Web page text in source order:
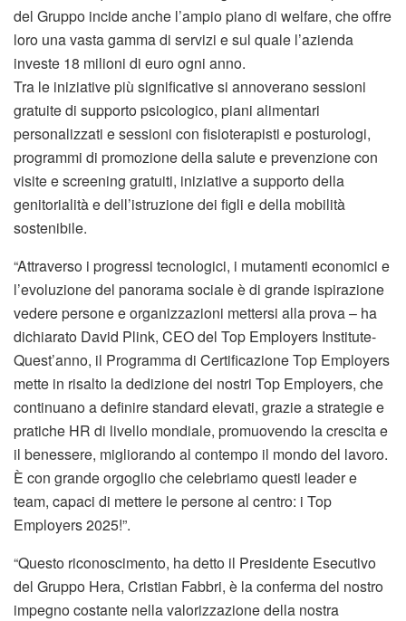
del Gruppo incide anche l’ampio piano di welfare, che offre
loro una vasta gamma di servizi e sul quale l’azienda
investe 18 milioni di euro ogni anno.
Tra le iniziative più significative si annoverano sessioni
gratuite di supporto psicologico, piani alimentari
personalizzati e sessioni con fisioterapisti e posturologi,
programmi di promozione della salute e prevenzione con
visite e screening gratuiti, iniziative a supporto della
genitorialità e dell’istruzione dei figli e della mobilità
sostenibile.
“Attraverso i progressi tecnologici, i mutamenti economici e
l’evoluzione del panorama sociale è di grande ispirazione
vedere persone e organizzazioni mettersi alla prova – ha
dichiarato David Plink, CEO del Top Employers Institute-
Quest’anno, il Programma di Certificazione Top Employers
mette in risalto la dedizione dei nostri Top Employers, che
continuano a definire standard elevati, grazie a strategie e
pratiche HR di livello mondiale, promuovendo la crescita e
il benessere, migliorando al contempo il mondo del lavoro.
È con grande orgoglio che celebriamo questi leader e
team, capaci di mettere le persone al centro: i Top
Employers 2025!”.
“Questo riconoscimento, ha detto il Presidente Esecutivo
del Gruppo Hera, Cristian Fabbri, è la conferma del nostro
impegno costante nella valorizzazione della nostra